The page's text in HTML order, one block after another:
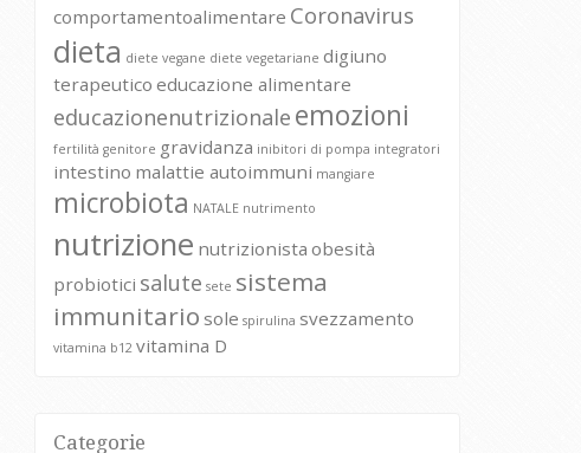
comportamentoalimentare Coronavirus
dieta diete vegane diete vegetariane digiuno
terapeutico educazione alimentare
educazionenutrizionale emozioni
fertilità genitore gravidanza inibitori di pompa integratori
intestino malattie autoimmuni mangiare
microbiota NATALE nutrimento
nutrizione nutrizionista obesità
probiotici salute sete sistema
immunitario sole spirulina svezzamento
vitamina b12 vitamina D
Categorie